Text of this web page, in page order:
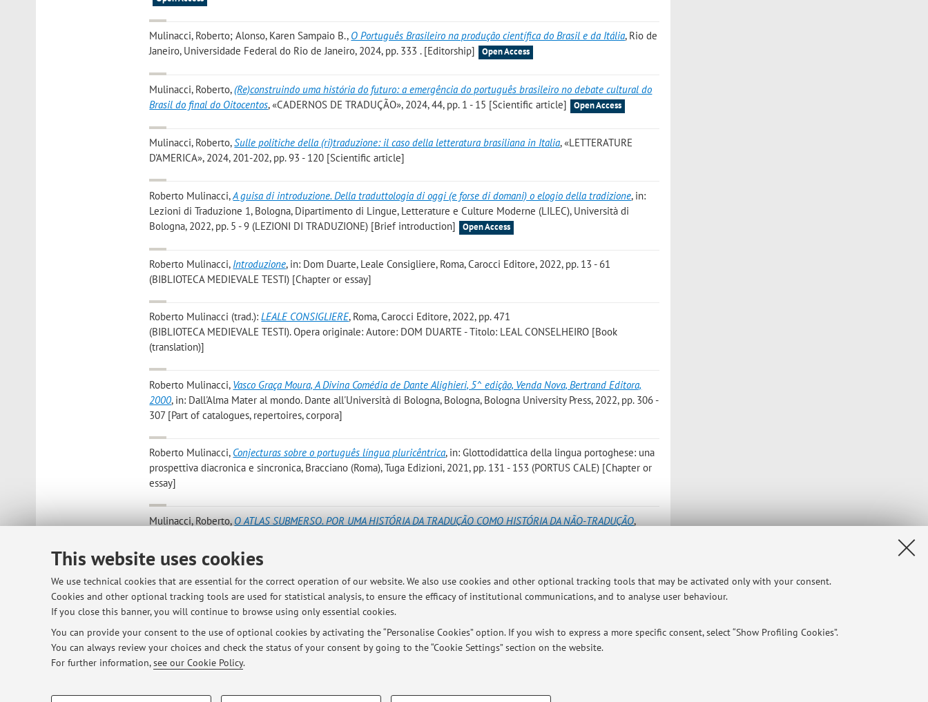
This website uses cookies
We use technical cookies that are essential for the correct operation of our website. We also use cookies and other optional tracking tools that may be activated only with your consent.
Cookies and other optional tracking tools are used for statistical analysis, to ensure the efficacy of institutional communications, and to analyse user behaviour.
If you close this banner, you will continue to browse using only essential cookies.
You can provide your consent to the use of optional cookies by activating the “Personalise Cookies” option. If you wish to express a more specific consent, select “Show Profiling Cookies”.
You can always review your choices and check the status of your consent by going to the “Cookie Settings” section on the website.
For further information,see our Cookie Policy.
Mulinacci, Roberto; Alonso, Karen Sampaio B., O Português Brasileiro na produção científica do Brasil e da Itália, Rio de
Janeiro, Universidade Federal do Rio de Janeiro, 2024, pp. 333 . [Editorship]
Open Access
Mulinacci, Roberto,(Re)construindo uma história do futuro: a emergência do português brasileiro no debate cultural do
Brasil do final do Oitocentos, «CADERNOS DE TRADUÇÃO», 2024, 44, pp. 1 - 15 [Scientific article] Open Access
Mulinacci, Roberto,Sulle politiche della (ri)traduzione: il caso della letteratura brasiliana in Italia, «LETTERATURE
D'AMERICA», 2024, 201-202, pp. 93 - 120 [Scientific article]
Roberto Mulinacci,A guisa di introduzione. Della traduttologia di oggi (e forse di domani) o elogio della tradizione, in:
Lezioni di Traduzione 1, Bologna, Dipartimento di Lingue, Letterature e Culture Moderne (LILEC), Università di
Bologna, 2022, pp. 5 - 9 (LEZIONI DI TRADUZIONE) [Brief introduction]
Open Access
Roberto Mulinacci, Introduzione, in: Dom Duarte, Leale Consigliere, Roma, Carocci Editore, 2022, pp. 13 - 61
(BIBLIOTECA MEDIEVALE TESTI) [Chapter or essay]
Roberto Mulinacci (trad.):LEALE CONSIGLIERE, Roma, Carocci Editore, 2022, pp. 471
(BIBLIOTECA MEDIEVALE TESTI). Opera originale: Autore: DOM DUARTE - Titolo: LEAL CONSELHEIRO [Book
(translation)]
Roberto Mulinacci, Vasco Graça Moura, A Divina Comédia de Dante Alighieri, 5^ edição, Venda Nova, Bertrand Editora,
2000, in: Dall'Alma Mater al mondo. Dante all'Università di Bologna, Bologna, Bologna University Press, 2022, pp. 306 -
307 [Part of catalogues, repertoires, corpora]
Roberto Mulinacci, Conjecturas sobre o português língua pluricêntrica, in: Glottodidattica della lingua portoghese: una
prospettiva diacronica e sincronica, Bracciano (Roma), Tuga Edizioni, 2021, pp. 131 - 153 (PORTUS CALE) [Chapter or
essay]
Mulinacci, Roberto, O ATLAS SUBMERSO. POR UMA HISTÓRIA DA TRADUÇÃO COMO HISTÓRIA DA NÃO-TRADUÇÃO,
DELL'ISTITUTO UNIVERSITARIO ORIENTALE DI NAPOLI. SEZIONE ROMANZA», 2020, 62, pp. 157 - 187 [Scientific
Open Access
1 2 3 4